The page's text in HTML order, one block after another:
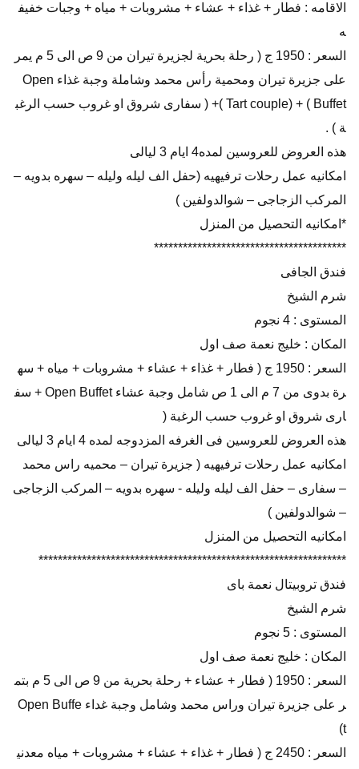
الاقامه : فطار + غذاء + عشاء + مشروبات + مياه + وجبات خفيف
ه
السعر : 1950 ج ( رحلة بحرية لجزيرة تيران من 9 ص الى 5 م يمر
على جزيرة تيران ومحمية رأس محمد وشاملة وجبة غذاء Open
Buffet ) + (Tart couple )+ ( سفارى شروق او غروب حسب الرغب
ة ) .
هذه العروض للعروسين لمده4 ايام 3 ليالى
امكانيه عمل رحلات ترفيهيه (حفل الف ليله وليله – سهره بدويه –
المركب الزجاجى – شوالدولفين )
*امكانيه التحصيل من المنزل
****************************************
فندق الجافى
شرم الشيخ
المستوى : 4 نجوم
المكان : خليج نعمة صف اول
السعر : 1950 ج ( فطار + غذاء + عشاء + مشروبات + مياه + سه
رة بدوى من 7 م الى 1 ص شامل وجبة عشاء Open Buffet + سف
ارى شروق او غروب حسب الرغبة (
هذه العروض للعروسين فى الغرفه المزدوجه لمده 4 ايام 3 ليالى
امكانيه عمل رحلات ترفيهيه ( جزيرة تيران – محميه راس محمد
– سفارى – حفل الف ليله وليله - سهره بدويه – المركب الزجاجى
– شوالدولفين )
امكانيه التحصيل من المنزل
****************************************************************
فندق تروبيتال نعمة باى
شرم الشيخ
المستوى : 5 نجوم
المكان : خليج نعمة صف اول
السعر : 1950 ( فطار + عشاء + رحلة بحرية من 9 ص الى 5 م بتم
ر على جزيرة تيران وراس محمد وشامل وجبة غداء Open Buffe
t)
السعر : 2450 ج ( فطار + غذاء + عشاء + مشروبات + مياه معدني